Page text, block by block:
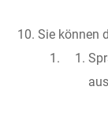
Sie können